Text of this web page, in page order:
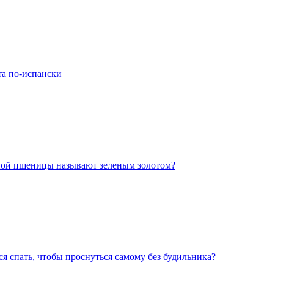
по-испански
пшеницы называют зеленым золотом?
спать, чтобы проснуться самому без будильника?